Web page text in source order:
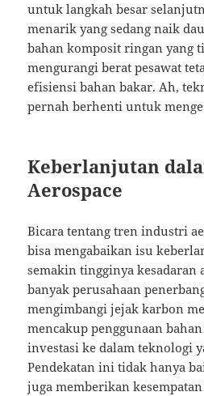
untuk langkah besar
menarik yang sedang naik
bahan komposit ringan yang
mengurangi berat pesawat
efisiensi bahan bakar. Ah,
pernah berhenti untuk
Keberlanjutan
Aerospace
Bicara tentang tren industri
bisa mengabaikan isu
semakin tingginya
banyak perusahaan
mengimbangi jejak karbon
mencakup penggunaan
investasi ke dalam teknologi
Pendekatan ini tidak hanya
juga memberikan